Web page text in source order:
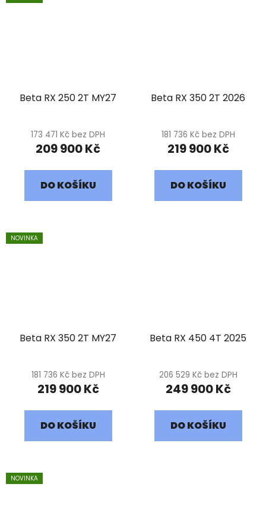
Beta RX 250 2T MY27
173 471 Kč bez DPH
209 900 Kč
DO KOŠÍKU
Beta RX 350 2T 2026
181 736 Kč bez DPH
219 900 Kč
DO KOŠÍKU
NOVINKA
Beta RX 350 2T MY27
181 736 Kč bez DPH
219 900 Kč
DO KOŠÍKU
Beta RX 450 4T 2025
206 529 Kč bez DPH
249 900 Kč
DO KOŠÍKU
NOVINKA